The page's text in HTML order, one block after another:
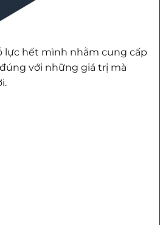
lực hết mình nhằm cung cấp
với những giá trị mà